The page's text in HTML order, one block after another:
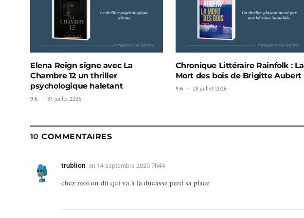
Elena Reign signe avec La
Chambre 12 un thriller
psychologique haletant
9.6 31 juillet 2026
Chronique Littéraire Rainfolk : La
Mort des bois de Brigitte Aubert
9.6 28 juillet 2026
10 COMMENTAIRES
trublion on 14 septembre 2020 7h44
chez moi on dit qui va à la ducasse perd sa place